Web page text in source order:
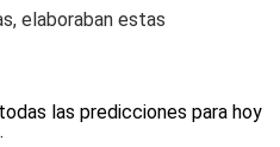
elaboraban estas